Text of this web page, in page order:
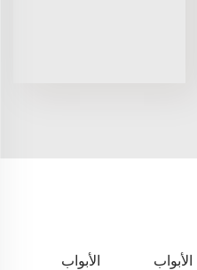
الأبواب
الأبواب